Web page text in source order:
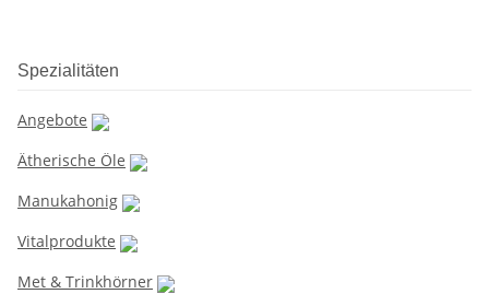
Spezialitäten
Angebote
Ätherische Öle
Manukahonig
Vitalprodukte
Met & Trinkhörner